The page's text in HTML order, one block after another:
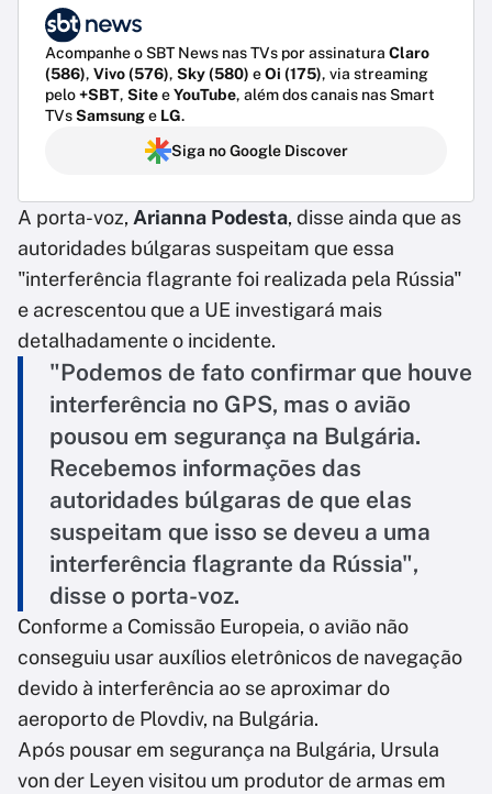
Acompanhe o SBT News nas TVs por assinatura Claro
(586), Vivo (576), Sky (580) eOi (175), via streaming
pelo+SBT, SiteeYouTube, além dos canais nas Smart
TVsSamsunge LG.
Siga no Google Discover
A porta-voz, Arianna Podesta, disse ainda que as
autoridades búlgaras suspeitam que essa
"interferência flagrante foi realizada pela Rússia"
e acrescentou que a UE investigará mais
detalhadamente o incidente.
"Podemos de fato confirmar que houve
interferência no GPS, mas o avião
pousou em segurança na Bulgária.
Recebemos informações das
autoridades búlgaras de que elas
suspeitam que isso se deveu a uma
interferência flagrante da Rússia",
disse o porta-voz.
Conforme a Comissão Europeia, o avião não
conseguiu usar auxílios eletrônicos de navegação
devido à interferência ao se aproximar do
aeroporto de Plovdiv, na Bulgária.
Após pousar em segurança na Bulgária, Ursula
von der Leyen visitou um produtor de armas em